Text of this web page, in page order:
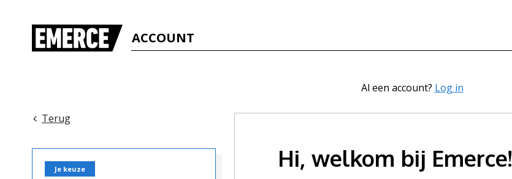
ACCOUNT
Terug
Je keuze
Al een account? Log in
Hi, welkom bij Emerce!